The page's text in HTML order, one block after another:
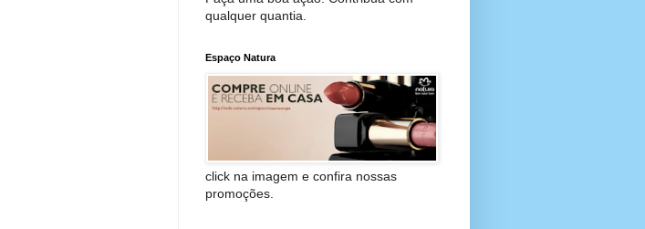
qualquer quantia.
Espaço Natura
click na imagem e confira nossas
promoções.